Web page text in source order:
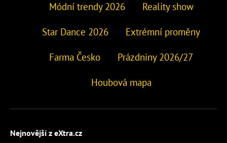
Módní trendy 2026 Reality show
Star Dance 2026 Extrémní proměny
Farma Česko Prázdniny 2026/27
Houbová mapa
Nejnovější z eXtra.cz